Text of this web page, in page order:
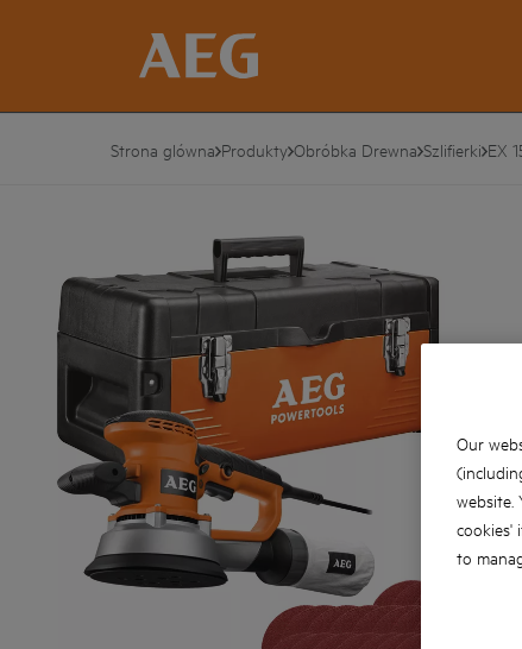
Strona glówna Produkty Obróbka Drewna Szlifierki EX
Our
website.
cookies'
to